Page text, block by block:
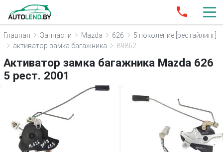
Главная Запчасти Mazda 626
5 поколение [рестайлинг]
активатор замка багажника
89862
Активатор замка багажника Mazda 626
5 рест. 2001